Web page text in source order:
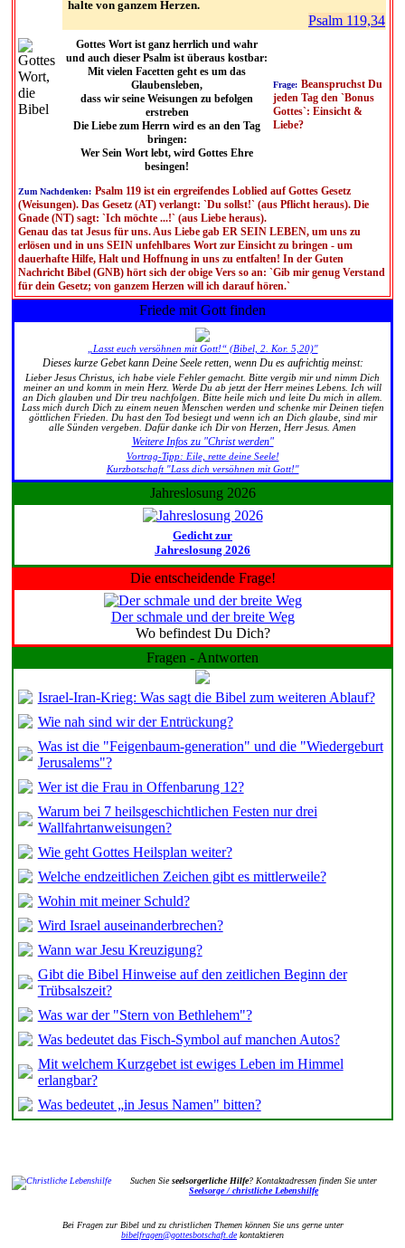
halte von ganzem Herzen.
Psalm 119,34
Gottes Wort ist ganz herrlich und wahr
und auch dieser Psalm ist überaus kostbar:
Mit vielen Facetten geht es um das
Glaubensleben,
dass wir seine Weisungen zu befolgen
erstreben
Die Liebe zum Herrn wird es an den Tag
bringen:
Wer Sein Wort lebt, wird Gottes Ehre
besingen!
Frage: Beanspruchst Du
jeden Tag den `Bonus
Gottes`: Einsicht &
Liebe?
Zum Nachdenken: Psalm 119 ist ein ergreifendes Loblied auf Gottes Gesetz
(Weisungen). Das Gesetz (AT) verlangt: `Du sollst!` (aus Pflicht heraus). Die
Gnade (NT) sagt: `Ich möchte ...!` (aus Liebe heraus).
Genau das tat Jesus für uns. Aus Liebe gab ER SEIN LEBEN, um uns zu
erlösen und in uns SEIN unfehlbares Wort zur Einsicht zu bringen - um
dauerhafte Hilfe, Halt und Hoffnung in uns zu entfalten! In der Guten
Nachricht Bibel (GNB) hört sich der obige Vers so an: `Gib mir genug Verstand
für dein Gesetz; von ganzem Herzen will ich darauf hören.`
Friede mit Gott finden
„Lasst euch versöhnen mit Gott!“ (Bibel, 2. Kor. 5,20)"
Dieses kurze Gebet kann Deine Seele retten, wenn Du es aufrichtig meinst:
Lieber Jesus Christus, ich habe viele Fehler gemacht. Bitte vergib mir und nimm Dich
meiner an und komm in mein Herz. Werde Du ab jetzt der Herr meines Lebens. Ich will
an Dich glauben und Dir treu nachfolgen. Bitte heile mich und leite Du mich in allem.
Lass mich durch Dich zu einem neuen Menschen werden und schenke mir Deinen tiefen
göttlichen Frieden. Du hast den Tod besiegt und wenn ich an Dich glaube, sind mir
alle Sünden vergeben. Dafür danke ich Dir von Herzen, Herr Jesus. Amen
Weitere Infos zu "Christ werden"
Vortrag-Tipp: Eile, rette deine Seele!
Kurzbotschaft "Lass dich versöhnen mit Gott!"
Jahreslosung 2026
Gedicht zur
Jahreslosung 2026
Die entscheidende Frage!
Der schmale und der breite Weg
Wo befindest Du Dich?
Fragen - Antworten
Israel-Iran-Krieg: Was sagt die Bibel zum weiteren Ablauf?
Wie nah sind wir der Entrückung?
Was ist die "Feigenbaum-generation" und die "Wiedergeburt
Jerusalems"?
Wer ist die Frau in Offenbarung 12?
Warum bei 7 heilsgeschichtlichen Festen nur drei
Wallfahrtanweisungen?
Wie geht Gottes Heilsplan weiter?
Welche endzeitlichen Zeichen gibt es mittlerweile?
Wohin mit meiner Schuld?
Wird Israel auseinanderbrechen?
Wann war Jesu Kreuzigung?
Gibt die Bibel Hinweise auf den zeitlichen Beginn der
Trübsalszeit?
Was war der "Stern von Bethlehem"?
Was bedeutet das Fisch-Symbol auf manchen Autos?
Mit welchem Kurzgebet ist ewiges Leben im Himmel
erlangbar?
Was bedeutet „in Jesus Namen" bitten?
Suchen Sieseelsorgerliche Hilfe? Kontaktadressen finden Sie unter
Seelsorge / christliche Lebenshilfe
Bei Fragen zur Bibel und zu christlichen Themen können Sie uns gerne unter
bibelfragen@gottesbotschaft.dekontaktieren